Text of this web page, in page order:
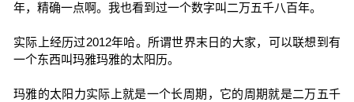
年，精确一点啊。我也看到过一个数字叫二万五千八百年。
实际上经历过2012年哈。所谓世界末日的大家，可以联想到有
一个东西叫玛雅玛雅的太阳历。
玛雅的太阳力实际上就是一个长周期，它的周期就是二万五千